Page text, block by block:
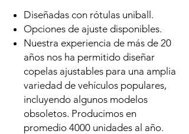
Diseñadas con rótulas uniball.
Opciones de ajuste disponibles.
Nuestra experiencia de más de 20
años nos ha permitido diseñar
copelas ajustables para una amplia
variedad de vehículos populares,
incluyendo algunos modelos
obsoletos. Producimos en
promedio 4000 unidades al año.